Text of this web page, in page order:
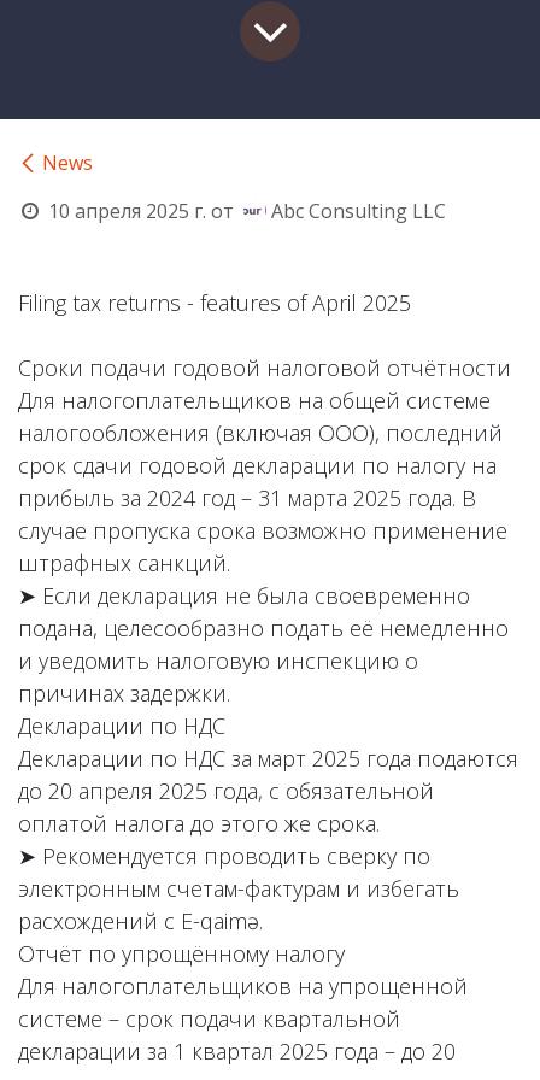
News
10 апреля 2025 г. от Abc Consulting LLC
Filing tax returns - features of April 2025
Сроки подачи годовой налоговой отчётности
Для налогоплательщиков на общей системе
налогообложения (включая ООО), последний
срок сдачи годовой декларации по налогу на
прибыль за 2024 год – 31 марта 2025 года. В
случае пропуска срока возможно применение
штрафных санкций.
➤ Если декларация не была своевременно
подана, целесообразно подать её немедленно
и уведомить налоговую инспекцию о
причинах задержки.
Декларации по НДС
Декларации по НДС за март 2025 года подаются
до 20 апреля 2025 года, с обязательной
оплатой налога до этого же срока.
➤ Рекомендуется проводить сверку по
электронным счетам-фактурам и избегать
расхождений с E-qaimə.
Отчёт по упрощённому налогу
Для налогоплательщиков на упрощенной
системе – срок подачи квартальной
декларации за 1 квартал 2025 года – до 20